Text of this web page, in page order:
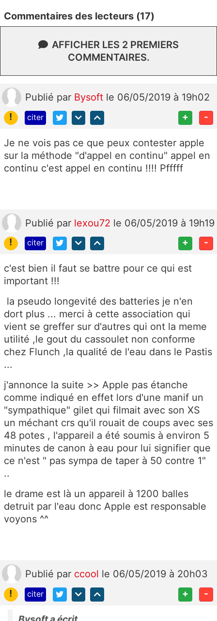
Commentaires des lecteurs (17)
AFFICHER LES 2 PREMIERS
COMMENTAIRES.
Publié par Bysoft le 06/05/2019 à 19h02
!
citer + -
Je ne vois pas ce que peux contester apple
sur la méthode "d'appel en continu" appel en
continu c'est appel en continu !!!! Pfffff
Publié par lexou72 le 06/05/2019 à 19h19
!
citer + -
c'est bien il faut se battre pour ce qui est
important !!!
la pseudo longevité des batteries je n'en
dort plus ... merci à cette association qui
vient se greffer sur d'autres qui ont la meme
utilité ,le gout du cassoulet non conforme
chez Flunch ,la qualité de l'eau dans le Pastis
...
j'annonce la suite >> Apple pas étanche
comme indiqué en effet lors d'une manif un
"sympathique" gilet qui filmait avec son XS
un méchant crs qu'il rouait de coups avec ses
48 potes , l'appareil a été soumis à environ 5
minutes de canon à eau pour lui signifier que
ce n'est " pas sympa de taper à 50 contre 1"
..
le drame est là un appareil à 1200 balles
detruit par l'eau donc Apple est responsable
voyons ^^
Publié par ccool le 06/05/2019 à 20h03
!
citer + -